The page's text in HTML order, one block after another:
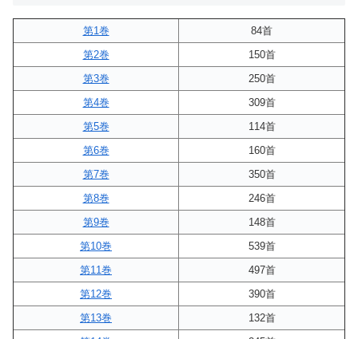
第1巻
84首
第2巻
150首
第3巻
250首
第4巻
309首
第5巻
114首
第6巻
160首
第7巻
350首
第8巻
246首
第9巻
148首
第10巻
539首
第11巻
497首
第12巻
390首
第13巻
132首